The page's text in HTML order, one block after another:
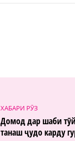
ХАБАРИ РӮЗ
Домод дар шаби тӯй
танаш ҷудо карду